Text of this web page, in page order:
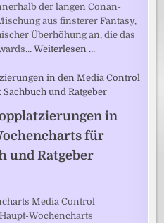
der langen Conan-
aus finsterer Fantasy,
Überhöhung an, die das
Weiterlesen …
in
für
und Ratgeber
Media Control
Wochencharts